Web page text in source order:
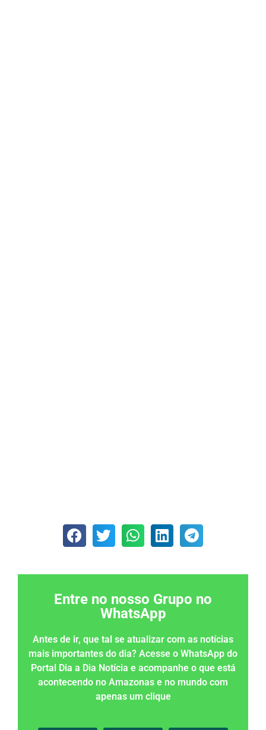
Entre no nosso Grupo no
WhatsApp
Antes de ir, que tal se atualizar com as notícias
mais importantes do dia? Acesse o WhatsApp do
Portal Dia a Dia Notícia e acompanhe o que está
acontecendo no Amazonas e no mundo com
apenas um clique